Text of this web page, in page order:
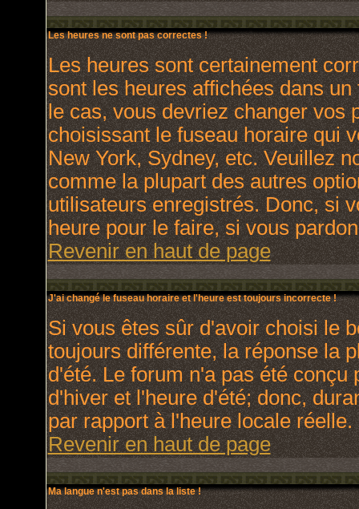
Les heures ne sont pas correctes !
Les heures sont certainement
sont les heures affichées dans
le cas, vous devriez changer vos
choisissant le fuseau horaire qui
New York, Sydney, etc. Veuillez
comme la plupart des autres
utilisateurs enregistrés. Donc, si
heure pour le faire, si vous
Revenir en haut de page
J'ai changé le fuseau horaire et l'heure est toujours incorrecte !
Si vous êtes sûr d'avoir choisi le
toujours différente, la réponse la
d'été. Le forum n'a pas été
d'hiver et l'heure d'été; donc,
par rapport à l'heure locale réelle.
Revenir en haut de page
Ma langue n'est pas dans la liste !